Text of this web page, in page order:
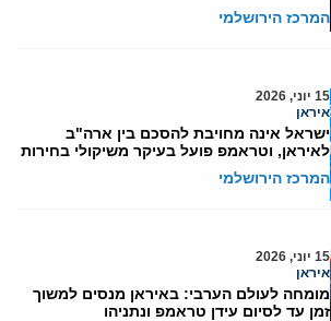
המרכז הירושלמי
15 יוני, 2026
איראן
ישראל אינה מחויבת להסכם בין ארה"ב
לאיראן, וטראמפ פועל בעיקר משיקולי בחירות
המרכז הירושלמי
15 יוני, 2026
איראן
מומחה לעולם הערבי: באיראן מנסים למשוך
זמן עד לסיום עידן טראמפ ונתניהו